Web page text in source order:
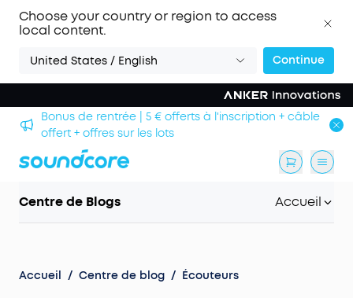
Choose your country or region to access
local content.
United States / English Continue
Bonus de rentrée | 5 € offerts à l'inscription + câble
offert + offres sur les lots
Centre de Blogs Accueil
Accueil / Centre de blog / Écouteurs